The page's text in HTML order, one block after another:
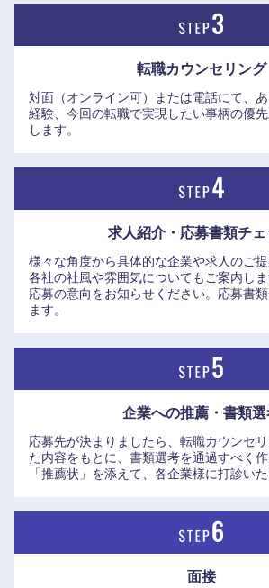
●ドーム・スタジアム：東京ドーム（
（2001）、市立吹田サッカースタジアム
ドタウン（2007）、新丸の内ビルディン
●文化・インフラ施設：日本武道館（
（1994）、金沢21世紀美術館（2004）
名古屋（2015）、パーク ハイアット 京
転職カウンセリング
対面（オンライン可）または電話にて、
経験、今回の転職で実現したい事柄の優
します。
求人紹介・応募書類チェ
様々な角度から具体的な企業や求人のご提
各社の社風や雰囲気についてもご案内しま
応募の意向をお知らせください。応募書
ます。
企業への推薦・書類選
応募先が決まりましたら、転職カウンセ
た内容をもとに、書類選考を通過すべく
「推薦状」を添えて、各企業様に打診いた
面接
中国・四国地方
鳥取県 島根
山口県 徳島
香川県 愛媛